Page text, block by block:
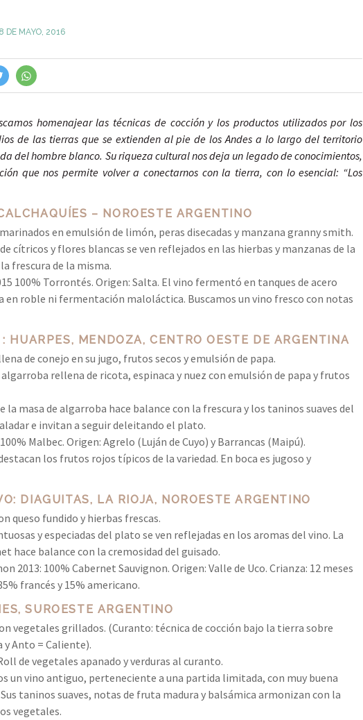
DE MAYO, 2016
homenajear las técnicas de cocción y los productos utilizados por los
de las tierras que se extienden al pie de los Andes a lo largo del territorio
del hombre blanco. Su riqueza cultural nos deja un legado de conocimientos,
que nos permite volver a conectarnos con la tierra, con lo esencial: “Los
– NOROESTE ARGENTINO
en emulsión de limón, peras disecadas y manzana granny smith.
cítricos y flores blancas se ven reflejados en las hierbas y manzanas de la
frescura de la misma.
100% Torrontés. Origen: Salta. El vino fermentó en tanques de acero
en roble ni fermentación maloláctica. Buscamos un vino fresco con notas
HUARPES, MENDOZA, CENTRO OESTE DE ARGENTINA
de conejo en su jugo, frutos secos y emulsión de papa.
rellena de ricota, espinaca y nuez con emulsión de papa y frutos
la masa de algarroba hace balance con la frescura y los taninos suaves del
e invitan a seguir deleitando el plato.
Malbec. Origen: Agrelo (Luján de Cuyo) y Barrancas (Maipú).
los frutos rojos típicos de la variedad. En boca es jugoso y
DIAGUITAS, LA RIOJA, NOROESTE ARGENTINO
queso fundido y hierbas frescas.
y especiadas del plato se ven reflejadas en los aromas del vino. La
hace balance con la cremosidad del guisado.
2013: 100% Cabernet Sauvignon. Origen: Valle de Uco. Crianza: 12 meses
francés y 15% americano.
SUROESTE ARGENTINO
vegetales grillados. (Curanto: técnica de cocción bajo la tierra sobre
y Anto = Caliente).
de vegetales apanado y verduras al curanto.
un vino antiguo, perteneciente a una partida limitada, con muy buena
taninos suaves, notas de fruta madura y balsámica armonizan con la
vegetales.